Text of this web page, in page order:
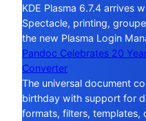
KDE Plasma 6.7.4 arrives
Spectacle, printing,
the new Plasma Login
Pandoc Celebrates 20
Converter
The universal document
birthday with support for
formats, filters, templates,